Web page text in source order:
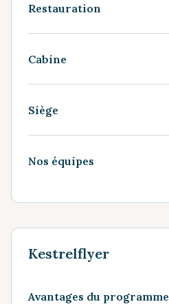
Restauration
Cabine
Siège
Nos équipes
Kestrelflyer
Avantages du programme